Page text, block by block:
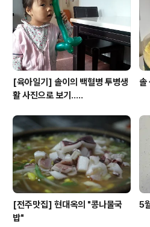
[육아일기] 솔이의 백혈병 투병생
활 사진으로 보기.....
솔
[전주맛집] 현대옥의 "콩나물국
밥"
5